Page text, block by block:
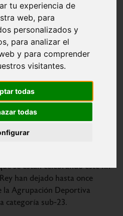
tu experiencia de
web, para
personalizados y
para analizar el
y para comprender
visitantes.
todas
todas
SEIS DE ORO,
JORNADA DE
DE
Y SUB-23 DE
se están celebrando este fin
han dejado hasta once
la Agrupación Deportiva
categoría sub-23.